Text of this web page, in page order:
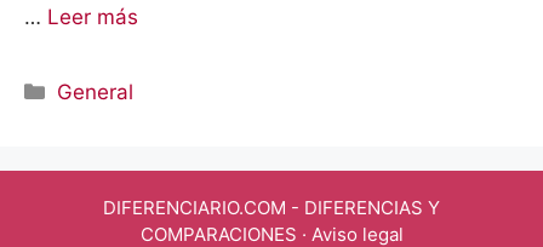
… Leer más
Categorías
General
DIFERENCIARIO.COM - DIFERENCIAS Y
COMPARACIONES · Aviso legal